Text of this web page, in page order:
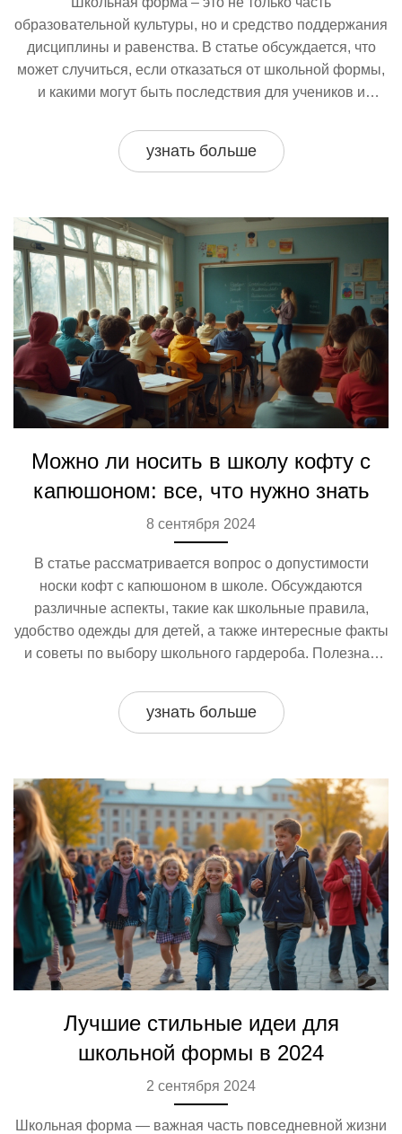
образовательной культуры, но и средство поддержания
дисциплины и равенства. В статье обсуждается, что
может случиться, если отказаться от школьной формы,
и какими могут быть последствия для учеников и
на образовательную среду и личное самовыражение
детей. Также мы разберём преимущества и недостатки
узнать больше
Можно ли носить в школу кофту с
капюшоном: все, что нужно знать
8 сентября 2024
В статье рассматривается вопрос о допустимости
носки кофт с капюшоном в школе. Обсуждаются
различные аспекты, такие как школьные правила,
удобство одежды для детей, а также интересные факты
и советы по выбору школьного гардероба. Полезная
узнать больше
Лучшие стильные идеи для
школьной формы в 2024
2 сентября 2024
Школьная форма — важная часть повседневной жизни